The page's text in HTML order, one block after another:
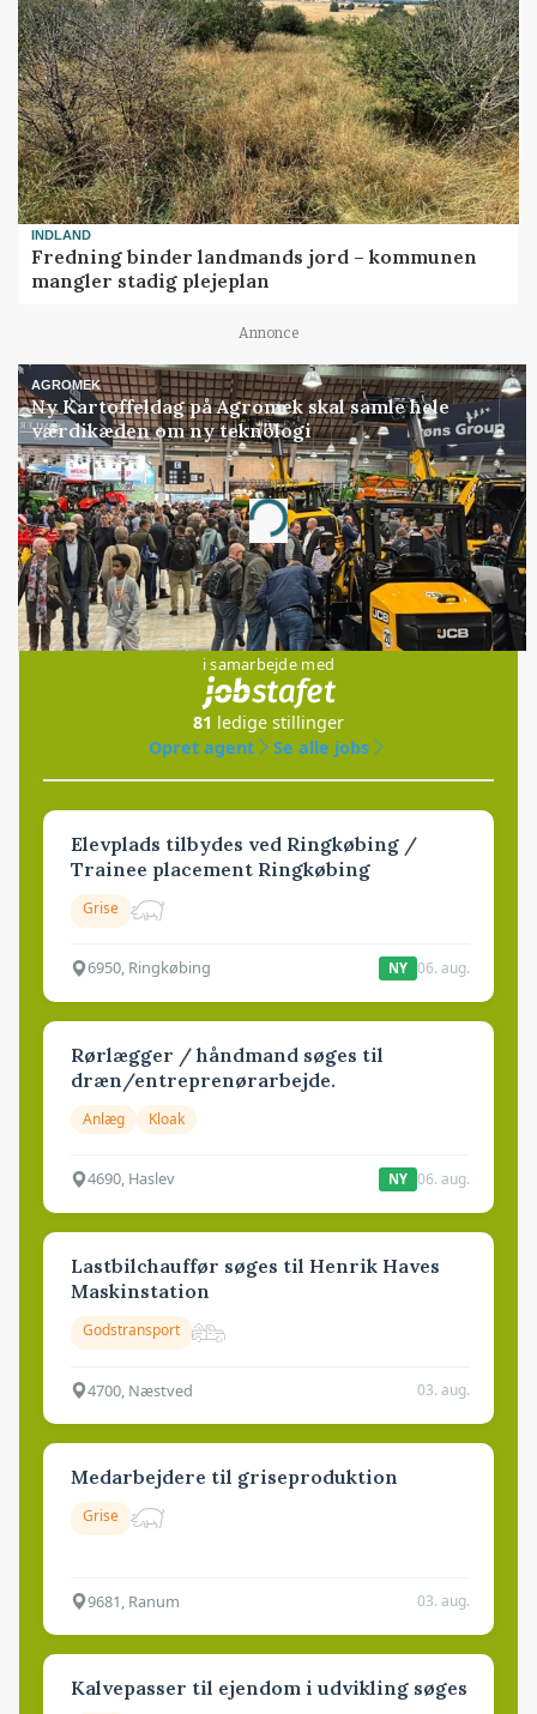
INDLAND
Fredning binder landmands jord – kommunen
mangler stadig plejeplan
Annonce
AGROMEK
Ny Kartoffeldag på Agromek skal samle hele
værdikæden om ny teknologi
Annonce
Loading...
Jobs
i samarbejde med
81 ledige stillinger
Opret agent
Se alle jobs
Elevplads tilbydes ved Ringkøbing /
Trainee placement Ringkøbing
Grise
6950, Ringkøbing NY 06. aug.
Rørlægger / håndmand søges til
dræn/entreprenørarbejde.
Anlæg Kloak
4690, Haslev NY 06. aug.
Lastbilchauffør søges til Henrik Haves
Maskinstation
Godstransport
4700, Næstved 03. aug.
Medarbejdere til griseproduktion
Grise
9681, Ranum 03. aug.
Kalvepasser til ejendom i udvikling søges